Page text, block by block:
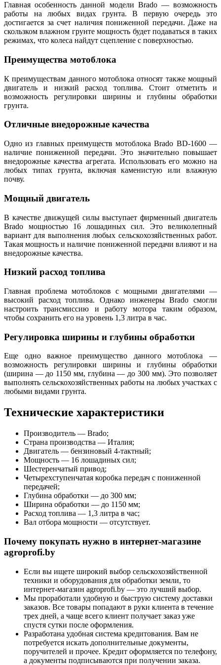
Главная особенность данной модели Brado — возможность
работы на любых видах грунта. В первую очередь это
достигается за счет наличия пониженной передачи. Даже на
скользком влажном грунте мощность будет подаваться в таких
режимах, что колеса найдут сцепление с поверхностью.
Преимущества мотоблока
К преимуществам данного мотоблока относят также мощный
двигатель и низкий расход топлива. Стоит отметить и
возможность регулировки ширины и глубины обработки
грунта.
Отличные внедорожные качества
Одно из главных преимуществ мотоблока Brado BD-1600 —
наличие пониженной передачи. Это значительно повышает
внедорожные качества агрегата. Использовать его можно на
любых типах грунта, включая каменистую или влажную
почву.
Мощный двигатель
В качестве движущей силы выступает фирменный двигатель
Brado мощностью 16 лошадиных сил. Это великолепный
вариант для выполнения любых сельскохозяйственных работ.
Такая мощность и наличие пониженной передачи влияют и на
внедорожные качества.
Низкий расход топлива
Главная проблема мотоблоков с мощными двигателями —
высокий расход топлива. Однако инженеры Brado смогли
настроить трансмиссию и работу мотора таким образом,
чтобы сохранить его на уровень 1,3 литра в час.
Регулировка ширины и глубины обработки
Еще одно важное преимущество данного мотоблока —
возможность регулировки ширины и глубины обработки
(ширина — до 1150 мм, глубина — до 300 мм). Это позволяет
выполнять сельскохозяйственных работы на любых участках с
любыми видами грунта.
Технические характеристики
Производитель — Brado;
Страна производства — Италия;
Двигатель — бензиновый 4-тактный;
Мощность — 16 лошадиных сил;
Шестеренчатый привод;
Четырехступенчатая коробка передач с пониженной
передачей;
Глубина обработки — до 300 мм;
Ширина обработки — до 1150 мм;
Расход топлива — 1,3 литра в час;
Вал отбора мощности — отсутствует.
Почему покупать нужно в интернет-магазине
agroprofi.by
Если вы ищете широкий выбор сельскохозяйственной
техники и оборудования для обработки земли, то
интернет-магазин agroprofi.by — это лучший выбор.
Мы проработали удобную и быструю систему доставки
заказов. Все товары попадают в руки клиента в течение
трех дней, а чаще всего клиент получает заказ уже
спустя сутки после оформления.
Разработана удобная система кредитования. Вам не
потребуется искать дополнительные документы,
поручителей и прочее. Кредит оформляется по телефону,
а документы подписываются при получении заказа.